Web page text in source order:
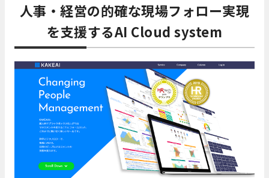
人事・経営の的確な現場フォロー実現
を支援するAI Cloud system